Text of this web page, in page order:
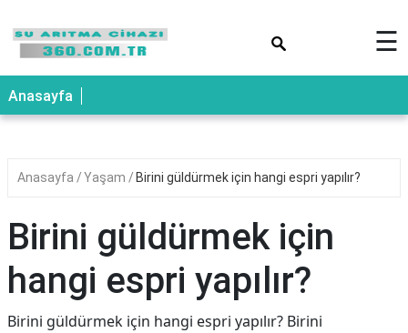
☰
Anasayfa
Anasayfa Yaşam Birini güldürmek için hangi espri yapılır?
Birini güldürmek için
hangi espri yapılır?
Birini güldürmek için hangi espri yapılır? Birini